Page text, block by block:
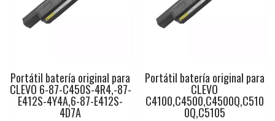
Portátil batería original para
CLEVO 6-87-C450S-4R4,-87-
E412S-4Y4A,6-87-E412S-
4D7A
Portátil batería original para
CLEVO
C4100,C4500,C4500Q,C510
0Q,C5105